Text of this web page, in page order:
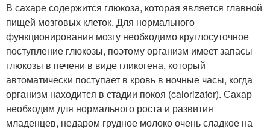
В сахаре содержится глюкоза, которая является главной
пищей мозговых клеток. Для нормального
функционирования мозгу необходимо круглосуточное
поступление глюкозы, поэтому организм имеет запасы
глюкозы в печени в виде гликогена, который
автоматически поступает в кровь в ночные часы, когда
организм находится в стадии покоя (calorizator). Сахар
необходим для нормального роста и развития
младенцев, недаром грудное молоко очень сладкое на